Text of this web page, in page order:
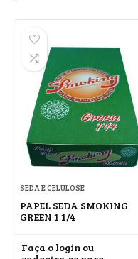
SEDA E CELULOSE
PAPEL SEDA SMOKING
GREEN 1 1/4
Faça o login ou